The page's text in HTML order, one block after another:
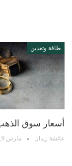
طاقة وتعدين
أسعار سوق الذهب
عائشة زيدان مارس 9, 2024